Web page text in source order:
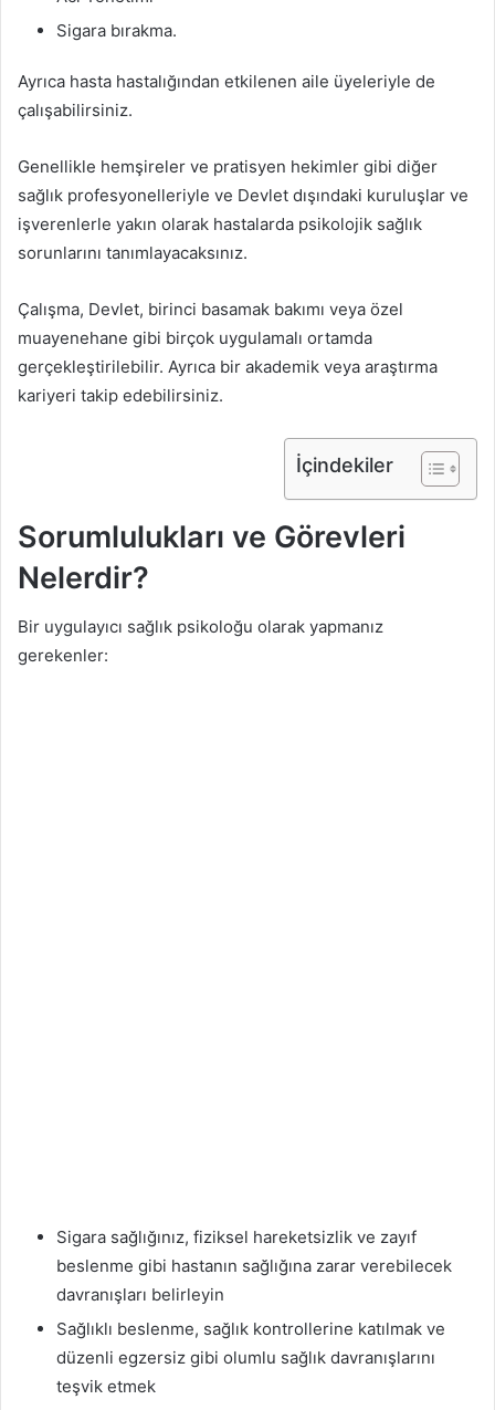
Sigara bırakma.
Ayrıca hasta hastalığından etkilenen aile üyeleriyle de
çalışabilirsiniz.
Genellikle hemşireler ve pratisyen hekimler gibi diğer
sağlık profesyonelleriyle ve Devlet dışındaki kuruluşlar ve
işverenlerle yakın olarak hastalarda psikolojik sağlık
sorunlarını tanımlayacaksınız.
Çalışma, Devlet, birinci basamak bakımı veya özel
muayenehane gibi birçok uygulamalı ortamda
gerçekleştirilebilir. Ayrıca bir akademik veya araştırma
kariyeri takip edebilirsiniz.
İçindekiler
Sorumlulukları ve Görevleri
Nelerdir?
Bir uygulayıcı sağlık psikoloğu olarak yapmanız
gerekenler:
Sigara sağlığınız, fiziksel hareketsizlik ve zayıf
beslenme gibi hastanın sağlığına zarar verebilecek
davranışları belirleyin
Sağlıklı beslenme, sağlık kontrollerine katılmak ve
düzenli egzersiz gibi olumlu sağlık davranışlarını
teşvik etmek